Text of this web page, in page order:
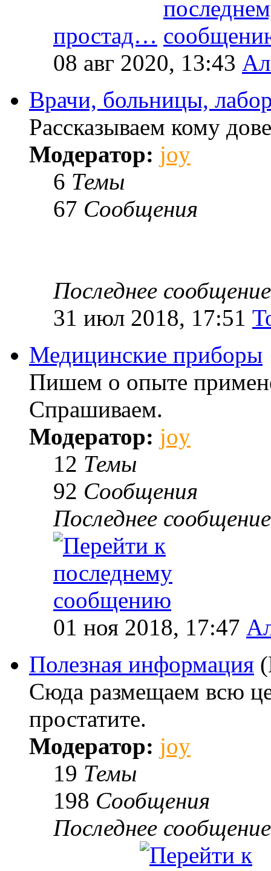
простад…
08 авг 2020, 13:43
Врачи, больницы,
Рассказываем кому
Модератор: joy
6 Темы
67 Сообщения
Последнее сообщение
31 июл 2018, 17:51
Медицинские приборы
Пишем о опыте
Спрашиваем.
Модератор: joy
12 Темы
92 Сообщения
Последнее сообщение
01 ноя 2018, 17:47
Полезная информация
Сюда размещаем всю
простатите.
Модератор: joy
19 Темы
198 Сообщения
Последнее сообщение